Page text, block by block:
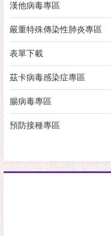
漢他病毒專區
嚴重特殊傳染性肺炎專區
表單下載
茲卡病毒感染症專區
腸病毒專區
預防接種專區